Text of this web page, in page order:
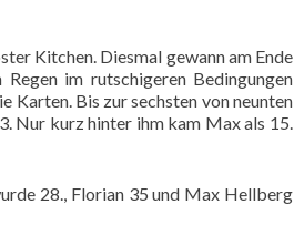
Kitchen. Diesmal gewann am Ende
im rutschigeren Bedingungen
Karten. Bis zur sechsten von neunten
Nur kurz hinter ihm kam Max als 15.
28., Florian 35 und Max Hellberg